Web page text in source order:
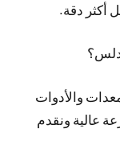
أكثر دقة.
والأدوات
عالية ونقدم